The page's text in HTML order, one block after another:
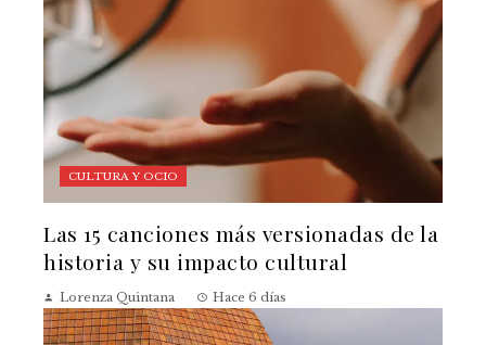
CULTURA Y OCIO
Las 15 canciones más versionadas de la
historia y su impacto cultural
Lorenza Quintana Hace 6 días